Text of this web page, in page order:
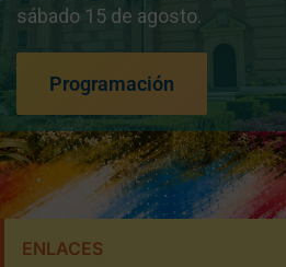
sábado 15 de agosto.
Programación
ENLACES